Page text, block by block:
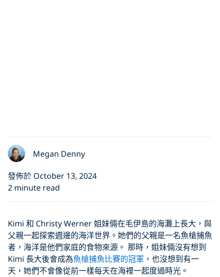
Megan Denny
發佈於 October 13, 2024
2 minute read
Kimi 和 Christy Werner 姐妹倆在毛伊島的海灘上長大，與
父親一起探索週邊的海洋世界。她們的父親是一名魚槍捕魚
者，海洋是他們家庭的食物來源。 那時，姐妹倆沒有想到
Kimi 長大後會成為魚槍捕魚比賽的冠軍 ，也沒想到有一
天，她們不會像從前一樣每天在海裡一起度過時光。